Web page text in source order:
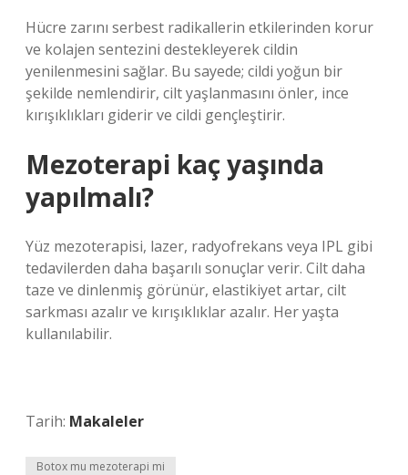
Hücre zarını serbest radikallerin etkilerinden korur
ve kolajen sentezini destekleyerek cildin
yenilenmesini sağlar. Bu sayede; cildi yoğun bir
şekilde nemlendirir, cilt yaşlanmasını önler, ince
kırışıklıkları giderir ve cildi gençleştirir.
Mezoterapi kaç yaşında
yapılmalı?
Yüz mezoterapisi, lazer, radyofrekans veya IPL gibi
tedavilerden daha başarılı sonuçlar verir. Cilt daha
taze ve dinlenmiş görünür, elastikiyet artar, cilt
sarkması azalır ve kırışıklıklar azalır. Her yaşta
kullanılabilir.
Tarih: Makaleler
Botox mu mezoterapi mi